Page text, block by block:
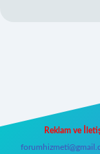
Reklam ve